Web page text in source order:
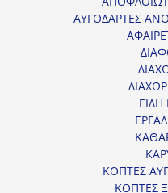
ΑΥΓΟΔΑΡΤΕΣ
ΚΟΠΤΕΣ
ΚΟΠΤΕΣ